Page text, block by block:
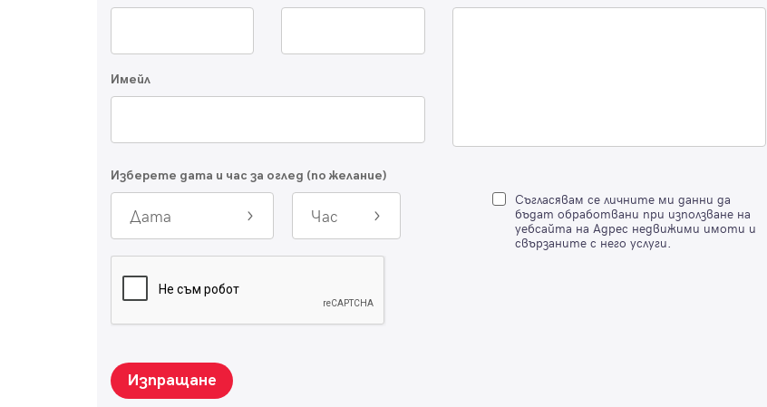
Имейл
Изберете дата и час за оглед (по желание)
Дата Час
Съгласявам се личните ми данни да
бъдат обработвани при използване на
уебсайта на Адрес недвижими имоти и
свързаните с него услуги.
Изпращане
Благодарим ви! Очаквайте скоро да се свържем с вас!
Забравена парола
Регистрация